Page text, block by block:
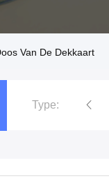
Van De Dekkaart
Type:Ruilkaarthoes